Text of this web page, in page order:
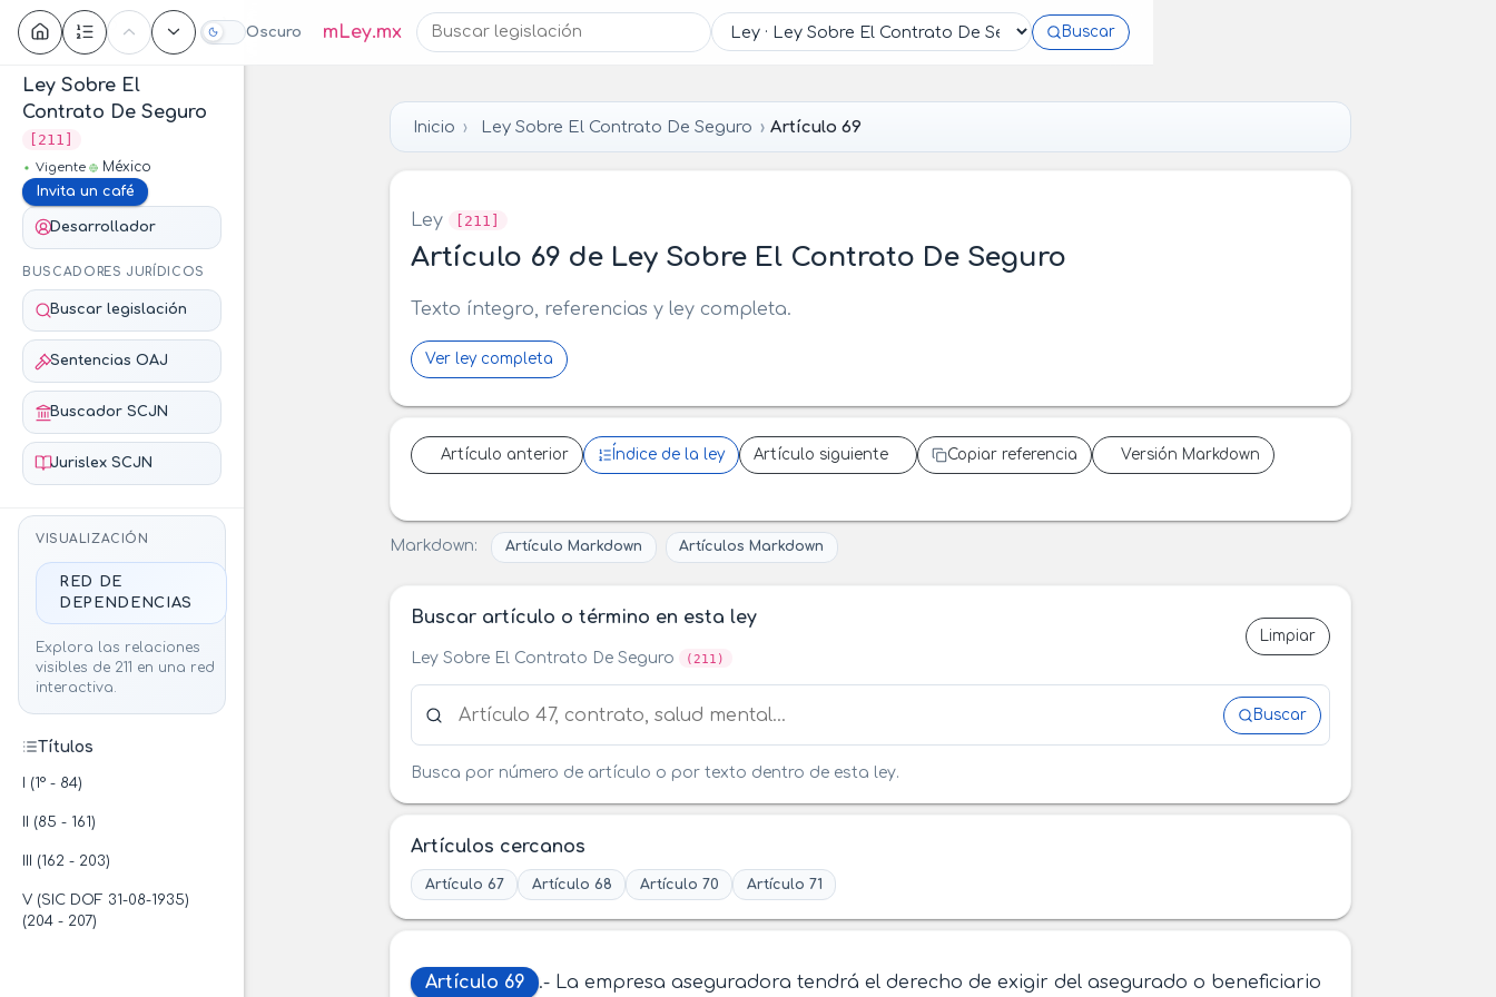
Oscuro mLey.mx Buscar
Contenido
Ley Sobre El
Contrato De Seguro
[211]
Vigente
México
Invita un café
Desarrollador
BUSCADORES JURÍDICOS
Buscar legislación
Sentencias OAJ
Buscador SCJN
Jurislex SCJN
VISUALIZACIÓN
RED DE
DEPENDENCIAS
Explora las relaciones
visibles de 211 en una red
interactiva.
Títulos
I (1° - 84)
II (85 - 161)
III (162 - 203)
V (SIC DOF 31-08-1935)
(204 - 207)
Inicio Ley Sobre El Contrato De Seguro Artículo 69
Ley [211]
Artículo 69 de Ley Sobre El Contrato De Seguro
Texto íntegro, referencias y ley completa.
Ver ley completa
Artículo anterior Índice de la ley Artículo siguiente Copiar referencia Versión Markdown
Markdown: Artículo Markdown Artículos Markdown
Buscar artículo o término en esta ley
Ley Sobre El Contrato De Seguro (211)
Limpiar
Buscar
Busca por número de artículo o por texto dentro de esta ley.
Artículos cercanos
Artículo 67 Artículo 68 Artículo 70 Artículo 71
Artículo 69 .- La empresa aseguradora tendrá el derecho de exigir del asegurado o beneficiario